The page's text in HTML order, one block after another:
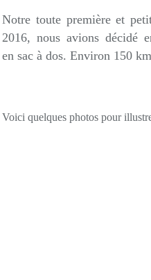
Notre toute première et
2016, nous avions décidé
en sac à dos. Environ 150
Voici quelques photos pour